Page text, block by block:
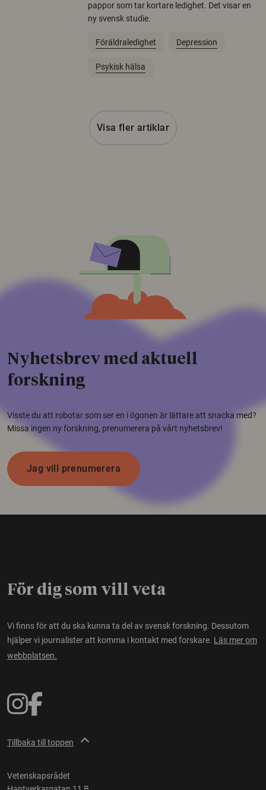
pappor som tar kortare ledighet. Det visar en
ny svensk studie.
Föräldraledighet Depression
Psykisk hälsa
Visa fler artiklar
Nyhetsbrev med aktuell
forskning
Visste du att robotar som ser en i ögonen är lättare att snacka med?
Missa ingen ny forskning, prenumerera på vårt nyhetsbrev!
Jag vill prenumerera
För dig som vill veta
Vi finns för att du ska kunna ta del av svensk forskning. Dessutom
hjälper vi journalister att komma i kontakt med forskare. Läs mer om
webbplatsen.
Tillbaka till toppen
Vetenskapsrådet